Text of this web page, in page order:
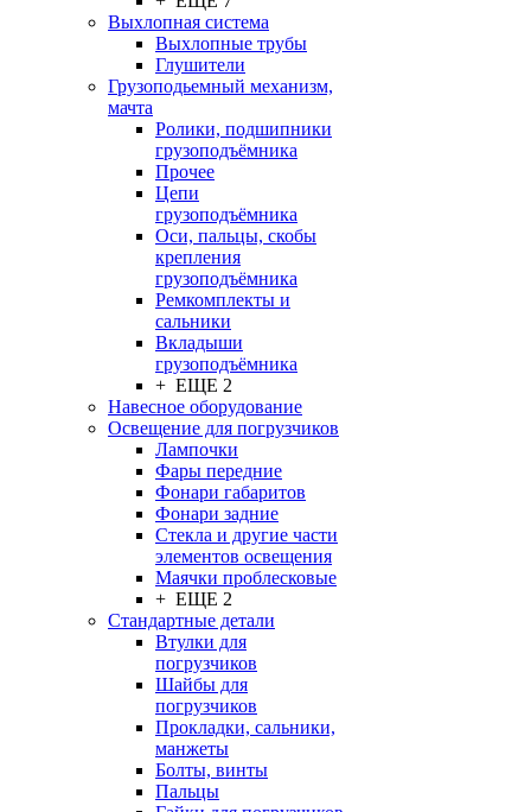
Выхлопная система
Выхлопные трубы
Глушители
Грузоподьемный механизм,
мачта
Ролики, подшипники
грузоподъёмника
Прочее
Цепи
грузоподъёмника
Оси, пальцы, скобы
крепления
грузоподъёмника
Ремкомплекты и
сальники
Вкладыши
грузоподъёмника
+ ЕЩЕ 2
Навесное оборудование
Освещение для погрузчиков
Лампочки
Фары передние
Фонари габаритов
Фонари задние
Стекла и другие части
элементов освещения
Маячки проблесковые
+ ЕЩЕ 2
Стандартные детали
Втулки для
погрузчиков
Шайбы для
погрузчиков
Прокладки, сальники,
манжеты
Болты, винты
Пальцы